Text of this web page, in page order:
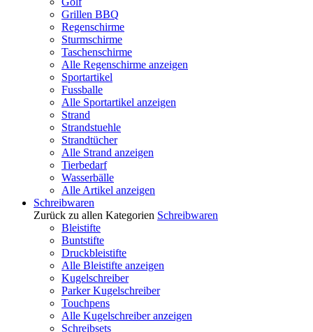
Grillen BBQ
Regenschirme
Sturmschirme
Taschenschirme
Alle Regenschirme anzeigen
Sportartikel
Fussballe
Alle Sportartikel anzeigen
Strand
Strandstuehle
Strandtücher
Alle Strand anzeigen
Tierbedarf
Wasserbälle
Alle Artikel anzeigen
Schreibwaren
Zurück zu allen Kategorien Schreibwaren
Bleistifte
Buntstifte
Druckbleistifte
Alle Bleistifte anzeigen
Kugelschreiber
Parker Kugelschreiber
Touchpens
Alle Kugelschreiber anzeigen
Schreibsets